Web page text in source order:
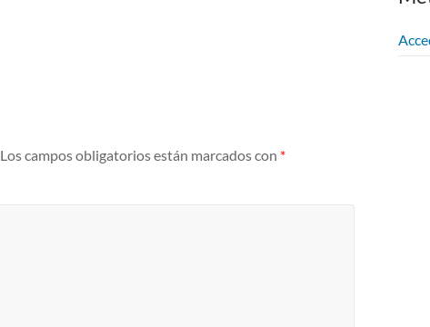
Los campos obligatorios están marcados con *